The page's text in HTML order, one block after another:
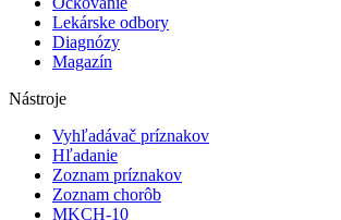
Lekárske odbory
Diagnózy
Magazín
Nástroje
Vyhľadávač príznakov
Hľadanie
Zoznam príznakov
Zoznam chorôb
MKCH-10